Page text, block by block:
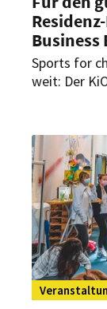
Business
Sports for
weit: Der
auf.